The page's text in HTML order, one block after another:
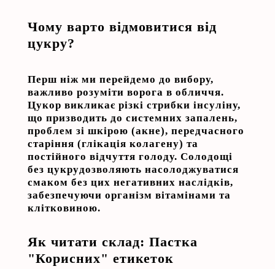
Чому варто відмовитися від
цукру?
Перш ніж ми перейдемо до вибору,
важливо розуміти ворога в обличчя.
Цукор викликає різкі стрибки інсуліну,
що призводить до системних запалень,
проблем зі шкірою (акне), передчасного
старіння (глікація колагену) та
постійного відчуття голоду. Солодощі
без цукрудозволяють насолоджуватися
смаком без цих негативних наслідків,
забезпечуючи організм вітамінами та
клітковиною.
Як читати склад: Пастка
"Корисних" етикеток